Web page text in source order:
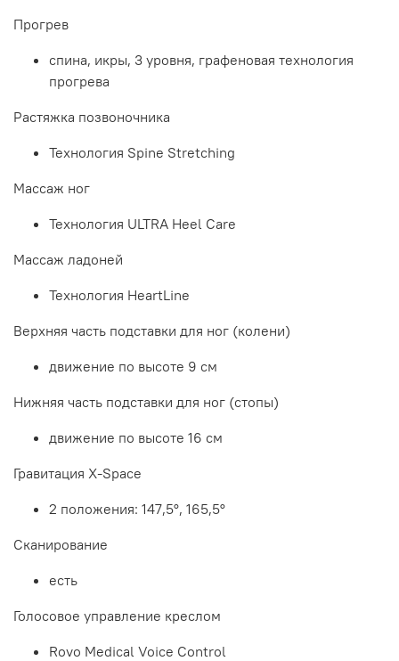
Прогрев
спина, икры, 3 уровня, графеновая технология
прогрева
Растяжка позвоночника
Технология Spine Stretching
Массаж ног
Технология ULTRA Heel Care
Массаж ладоней
Технология HeartLine
Верхняя часть подставки для ног (колени)
движение по высоте 9 см
Нижняя часть подставки для ног (стопы)
движение по высоте 16 см
Гравитация X-Space
2 положения: 147,5°, 165,5°
Сканирование
есть
Голосовое управление креслом
Rovo Medical Voice Control